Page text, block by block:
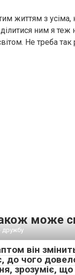
життям з
ділитися ним я
Не треба так
може
дружбу
він
до чого
зрозуміє,